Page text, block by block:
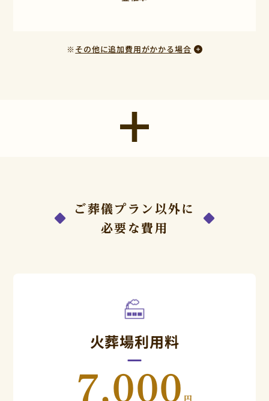
※ その他に追加費用がかかる場合
ご葬儀プラン以外に
必要な費用
火葬場利用料
7,000 円